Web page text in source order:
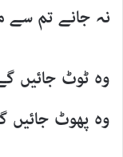
نہ جانے تم سے
وہ ٹوٹ جائیں
وہ پھوٹ جائیں